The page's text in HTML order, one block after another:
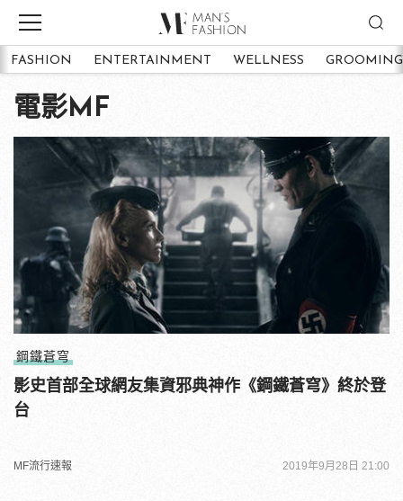
FASHION ENTERTAINMENT WELLNESS GROOMING
電影MF
鋼鐵蒼穹
影史首部全球網友集資邪典神作《鋼鐵蒼穹》終於登
台
MF流行速報 2019年9月28日 21:00